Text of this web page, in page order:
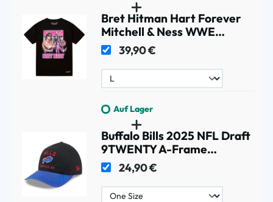
Bret Hitman Hart Forever
Mitchell & Ness WWE
Legend T-Shirt Schwarz
39,90 €
Auf Lager
Buffalo Bills 2025 NFL Draft
9TWENTY A-Frame
Adjustable Cap Schwarz
24,90 €